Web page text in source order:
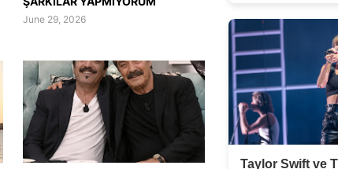
June 29, 2026
Taylor Swift ve